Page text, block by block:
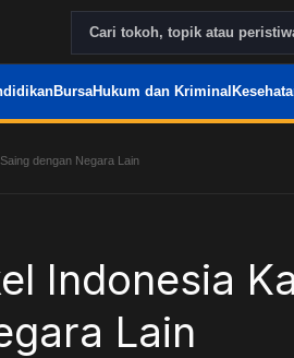
BursaHukum dan Kriminal
dengan Negara Lain
Indonesia
Lain